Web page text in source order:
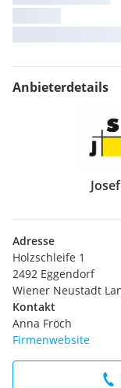
Anbieterdetails
Adresse
Holzschleife 1
2492 Eggendorf
Wiener Neustadt
Kontakt
Anna Fröch
Firmenwebsite